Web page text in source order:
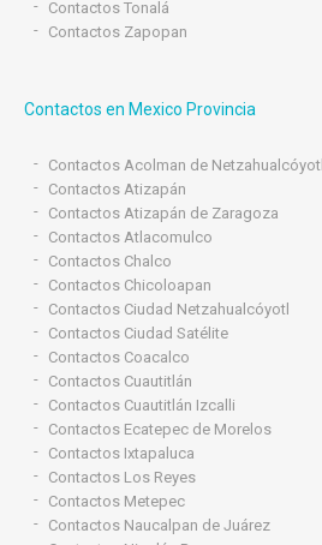
Contactos Tonalá
Contactos Zapopan
Contactos en Mexico Provincia
Contactos Acolman de Netzahualcóyotl
Contactos Atizapán
Contactos Atizapán de Zaragoza
Contactos Atlacomulco
Contactos Chalco
Contactos Chicoloapan
Contactos Ciudad Netzahualcóyotl
Contactos Ciudad Satélite
Contactos Coacalco
Contactos Cuautitlán
Contactos Cuautitlán Izcalli
Contactos Ecatepec de Morelos
Contactos Ixtapaluca
Contactos Los Reyes
Contactos Metepec
Contactos Naucalpan de Juárez